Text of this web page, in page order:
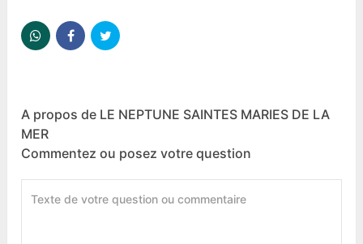
A propos de LE NEPTUNE SAINTES MARIES DE LA
MER
Commentez ou posez votre question